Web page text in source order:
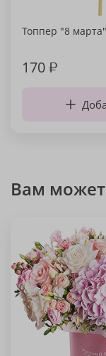
Топпер "8 марта"
170₽
Вам